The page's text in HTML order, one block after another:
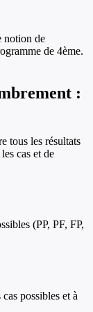
notion de
de 4ème.
:
tous les résultats
cas et de
(PP, PF, FP,
possibles et à